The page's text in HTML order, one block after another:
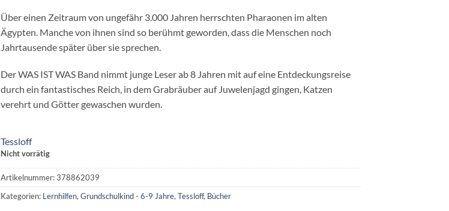
Über einen Zeitraum von ungefähr 3.000 Jahren herrschten Pharaonen im alten
Ägypten. Manche von ihnen sind so berühmt geworden, dass die Menschen noch
Jahrtausende später über sie sprechen.
Der WAS IST WAS Band nimmt junge Leser ab 8 Jahren mit auf eine Entdeckungsreise
durch ein fantastisches Reich, in dem Grabräuber auf Juwelenjagd gingen, Katzen
verehrt und Götter gewaschen wurden.
Tessloff
Nicht vorrätig
Artikelnummer:378862039
Kategorien: Lernhilfen, Grundschulkind - 6-9 Jahre, Tessloff, Bücher